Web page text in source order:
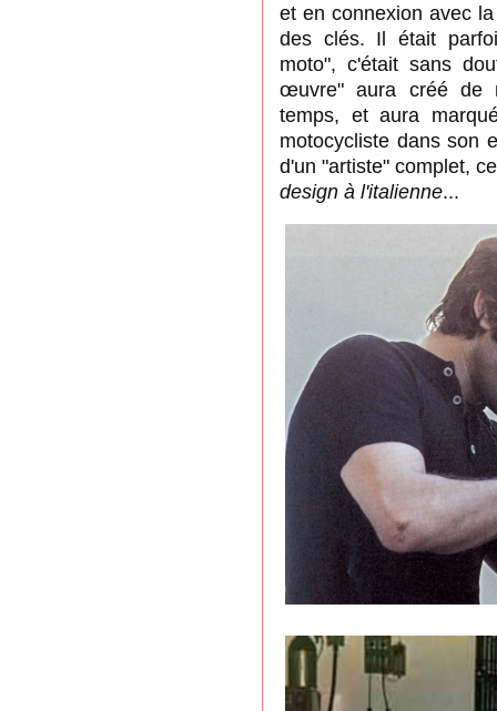
et en connexion avec
des clés. Il était
moto", c'était sans
œuvre" aura crééde
temps, etaura
motocycliste dans son
d'un "artiste" complet,
design à l'italienne...